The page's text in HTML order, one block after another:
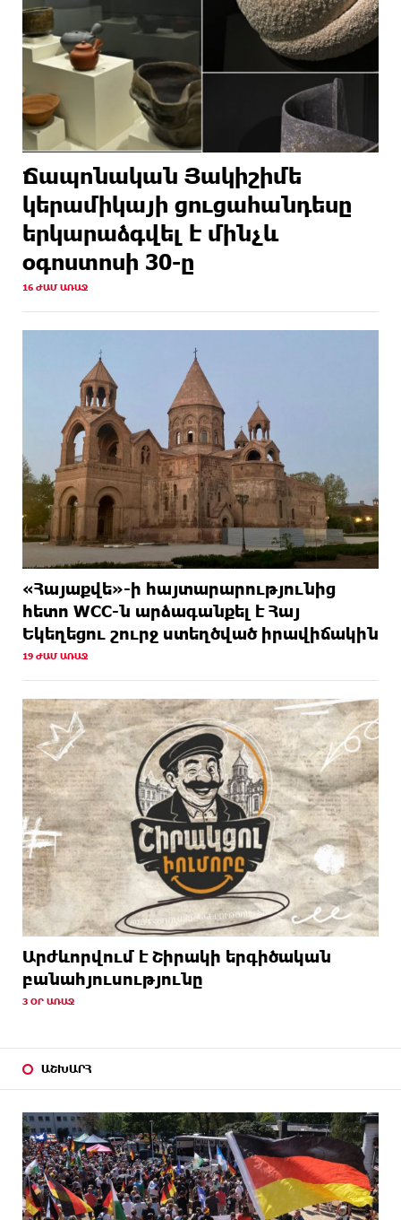
Ճապոնական Յակիշիմե
կերամիկայի ցուցահանդեսը
երկարաձգվել է մինչև
օգոստոսի 30-ը
16 ԺԱՄ ԱՌԱՋ
«Հայաքվե»-ի հայտարարությունից
հետո WCC-ն արձագանքել է Հայ
Եկեղեցու շուրջ ստեղծված իրավիճակին
19 ԺԱՄ ԱՌԱՋ
Արժևորվում է Շիրակի երգիծական
բանահյուսությունը
3 ՕՐ ԱՌԱՋ
ԱՇԽԱՐՀ